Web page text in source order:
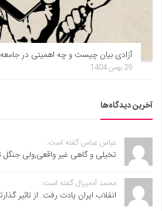
آزادی بیان چیست و چه اهمیتی در جامعه
29 بهمن 1404
آخرین دیدگاه‌ها
عباس عباس گفته است:
تخیلی و گاهی غیر واقعی,ولی جنگل
محمد آدمیرال گفته است:
انقلاب ایران یادت رفت. از تاثیر